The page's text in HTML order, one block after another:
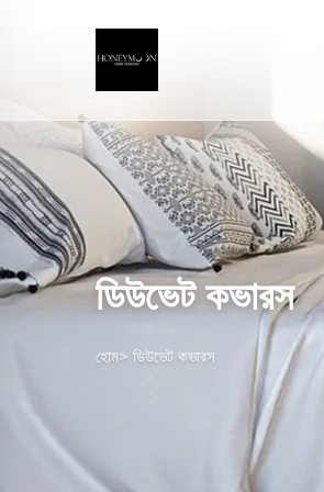
ডিউভেট কভারস
হোম> ডিউভেট কভারস